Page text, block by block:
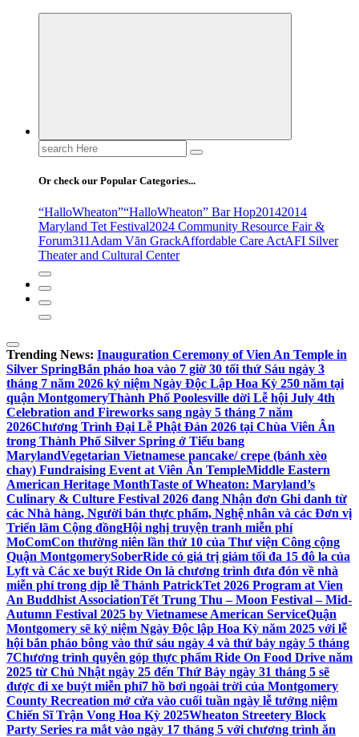
Search
for:
Or check our Popular Categories...
“HalloWheaton”“HalloWheaton” Bar Hop20142014
Maryland Tet Festival2024 Community Resource Fair &
Forum311 Adam Văn GrackAffordable Care ActAFI Silver
Theater and Cultural Center
Trending News: Inauguration Ceremony of Vien An Temple in
Silver SpringBắn pháo hoa vào 7 giờ 30 tối thứ Sáu ngày 3
tháng 7 năm 2026 kỷ niệm Ngày Độc Lập Hoa Kỳ 250 năm tại
quận MontgomeryThành Phố Poolesville dời Lễ hội July 4th
Celebration and Fireworks sang ngày 5 tháng 7 năm
2026Chương Trình Đại Lễ Phật Đản 2026 tại Chùa Viên Ân
trong Thành Phố Silver Spring ở Tiểu bang
MarylandVegetarian Vietnamese pancake/ crepe (bánh xèo
chay) Fundraising Event at Viên Ân TempleMiddle Eastern
American Heritage MonthTaste of Wheaton: Maryland’s
Culinary & Culture Festival 2026 đang Nhận đơn Ghi danh từ
các Nhà hàng, Người bán thực phẩm, Nghệ nhân và các Đơn vị
Triển lãm Cộng đồngHội nghị truyện tranh miễn phí
MoComCon thường niên lần thứ 10 của Thư viện Công cộng
Quận MontgomerySoberRide có giá trị giảm tối đa 15 đô la của
Lyft và Các xe buýt Ride On là chương trình đưa đón về nhà
miễn phí trong dịp lễ Thánh PatrickTet 2026 Program at Vien
An Buddhist AssociationTết Trung Thu – Moon Festival – Mid-
Autumn Festival 2025 by Vietnamese American ServiceQuận
Montgomery sẽ kỷ niệm Ngày Độc lập Hoa Kỳ năm 2025 với lễ
hội bắn pháo bông vào thứ sáu ngày 4 và thứ bảy ngày 5 tháng
7Chương trình quyên góp thực phẩm Ride On Food Drive năm
2025 từ Chủ Nhật ngày 25 đến Thứ Bảy ngày 31 tháng 5 sẽ
được đi xe buýt miễn phí7 hồ bơi ngoài trời của Montgomery
County Recreation mở cửa vào cuối tuần ngày lễ tưởng niệm
Chiến Sĩ Trận Vong Hoa Kỳ 2025Wheaton Streetery Block
Party Series ra mắt vào ngày 17 tháng 5 với chương trình ăn